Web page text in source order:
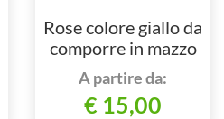
Rose colore giallo da
comporre in mazzo
per numero di steli.
A partire da:
€ 15,00